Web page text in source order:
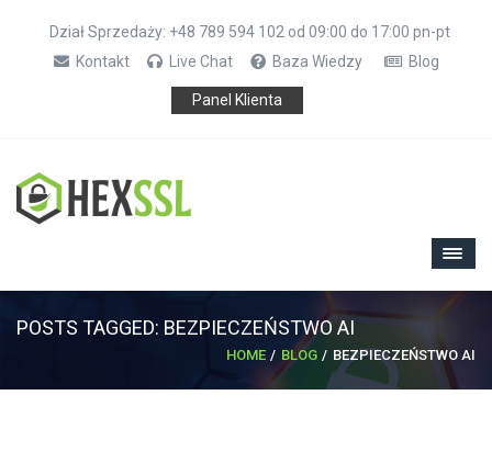
Dział Sprzedaży: +48 789 594 102 od 09:00 do 17:00 pn-pt
Kontakt
Live Chat Baza Wiedzy Blog
Panel Klienta
POSTS TAGGED: BEZPIECZEŃSTWO AI
HOME BLOG BEZPIECZEŃSTWO AI